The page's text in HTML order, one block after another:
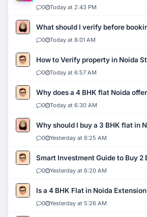
0 Today at 2:43 PM
What should I verify before
0 Today at 8:01 AM
How to Verify property in Noida
0 Today at 6:57 AM
Why does a 4 BHK flat Noida
0 Today at 6:30 AM
Why should I buy a 3 BHK flat in
0 Yesterday at 6:25 AM
Smart Investment Guide to Buy 2
0 Yesterday at 6:20 AM
Is a 4 BHK Flat in Noida Extension
0 Yesterday at 5:26 AM